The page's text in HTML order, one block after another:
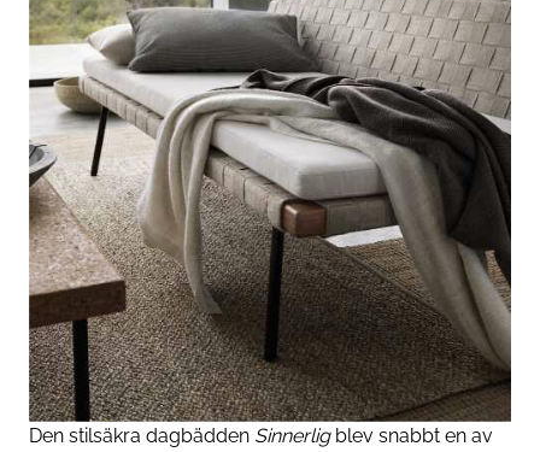
Den stilsäkra dagbädden Sinnerligblev snabbt en av